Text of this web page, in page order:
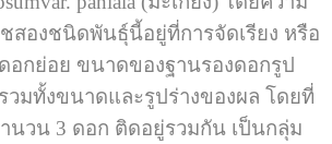
สองชนิดพันธุ์นี้อยู่ที่การจัดเรียง หรือ
กย่อย ขนาดของฐานรองดอกรูป
วมทั้งขนาดและรูปร่างของผล โดยที่
นวน 3 ดอก ติดอยู่รวมกัน เป็นกลุ่ม